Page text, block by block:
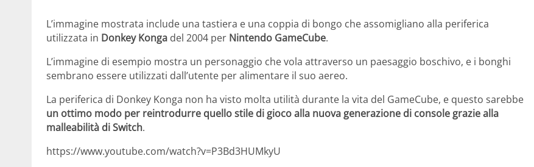
L’immagine mostrata include una tastiera e una coppia di bongo che assomigliano alla periferica
utilizzata in Donkey Konga del 2004 per Nintendo GameCube.
L’immagine di esempio mostra un personaggio che vola attraverso un paesaggio boschivo, e i bonghi
sembrano essere utilizzati dall’utente per alimentare il suo aereo.
La periferica di Donkey Konga non ha visto molta utilità durante la vita del GameCube, e questo sarebbe
un ottimo modo per reintrodurre quello stile di gioco alla nuova generazione di console grazie alla
malleabilità di Switch.
https://www.youtube.com/watch?v=P3Bd3HUMkyU